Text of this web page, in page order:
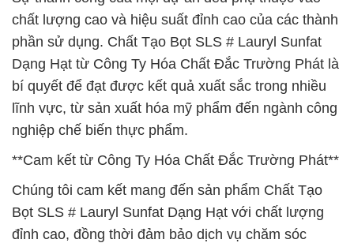
chất lượng cao và hiệu suất đỉnh cao của các thành
phần sử dụng. Chất Tạo Bọt SLS # Lauryl Sunfat
Dạng Hạt từ Công Ty Hóa Chất Đắc Trường Phát là
bí quyết để đạt được kết quả xuất sắc trong nhiều
lĩnh vực, từ sản xuất hóa mỹ phẩm đến ngành công
nghiệp chế biến thực phẩm.
**Cam kết từ Công Ty Hóa Chất Đắc Trường Phát**
Chúng tôi cam kết mang đến sản phẩm Chất Tạo
Bọt SLS # Lauryl Sunfat Dạng Hạt với chất lượng
đỉnh cao, đồng thời đảm bảo dịch vụ chăm sóc